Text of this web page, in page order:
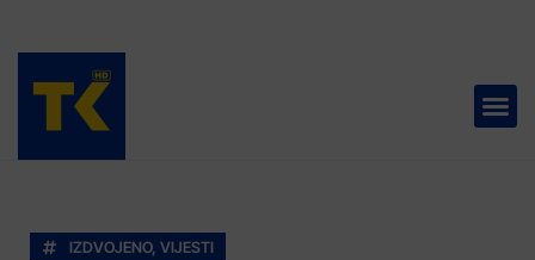
IZDVOJENO, VIJESTI